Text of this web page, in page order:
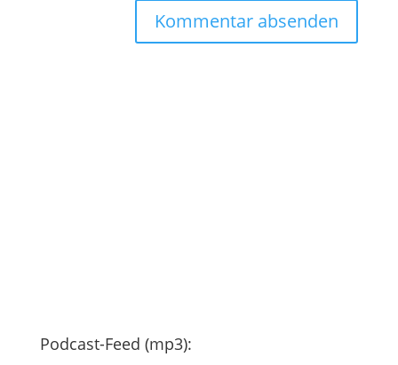
Podcast-Feed (mp3):